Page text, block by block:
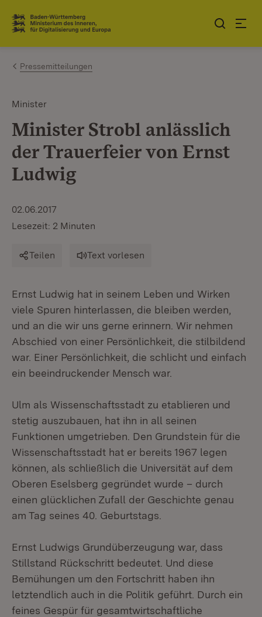
Zum Inhalt springen
Link zur Startseite
Pressemitteilungen
Minister
Minister Strobl anlässlich
der Trauerfeier von Ernst
Ludwig
02.06.2017
Lesezeit: 2 Minuten
Teilen Text vorlesen
Ernst Ludwig hat in seinem Leben und Wirken
viele Spuren hinterlassen, die bleiben werden,
und an die wir uns gerne erinnern. Wir nehmen
Abschied von einer Persönlichkeit, die stilbildend
war. Einer Persönlichkeit, die schlicht und einfach
ein beeindruckender Mensch war.
Ulm als Wissenschaftsstadt zu etablieren und
stetig auszubauen, hat ihn in all seinen
Funktionen umgetrieben. Den Grundstein für die
Wissenschaftsstadt hat er bereits 1967 legen
können, als schließlich die Universität auf dem
Oberen Eselsberg gegründet wurde – durch
einen glücklichen Zufall der Geschichte genau
am Tag seines 40. Geburtstags.
Ernst Ludwigs Grundüberzeugung war, dass
Stillstand Rückschritt bedeutet. Und diese
Bemühungen um den Fortschritt haben ihn
letztendlich auch in die Politik geführt. Durch ein
feines Gespür für gesamtwirtschaftliche